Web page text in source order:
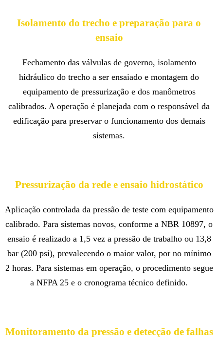
Isolamento do trecho e preparação para o
ensaio
Fechamento das válvulas de governo, isolamento
hidráulico do trecho a ser ensaiado e montagem do
equipamento de pressurização e dos manômetros
calibrados. A operação é planejada com o responsável da
edificação para preservar o funcionamento dos demais
sistemas.
Pressurização da rede e ensaio hidrostático
Aplicação controlada da pressão de teste com equipamento
calibrado. Para sistemas novos, conforme a NBR 10897, o
ensaio é realizado a 1,5 vez a pressão de trabalho ou 13,8
bar (200 psi), prevalecendo o maior valor, por no mínimo
2 horas. Para sistemas em operação, o procedimento segue
a NFPA 25 e o cronograma técnico definido.
Monitoramento da pressão e detecção de falhas